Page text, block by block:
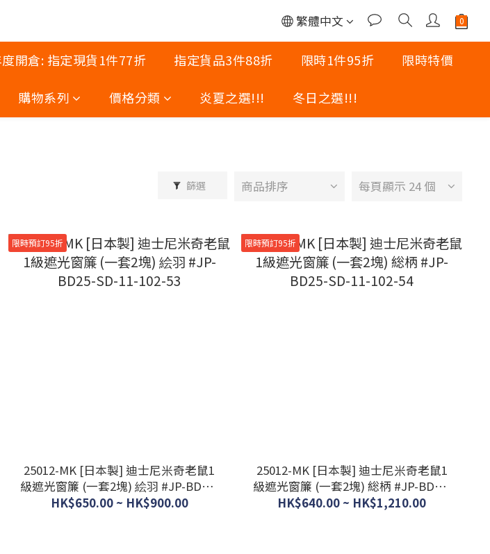
繁體中文
開倉: 指定現貨1件77折 指定貨品3件88折 限時1件95折 限時特價
購物系列 價格分類 炎夏之選!!! 冬日之選!!!
篩選 商品排序 每頁顯示 24 個
限時預訂95折
25012-MK [日本製] 迪士尼米奇老鼠1
級遮光窗簾 (一套2塊) 絵羽 #JP-BD25-
SD-11-102-53
HK$650.00 ~ HK$900.00
限時預訂95折
25012-MK [日本製] 迪士尼米奇老鼠1
級遮光窗簾 (一套2塊) 総柄 #JP-BD25-
SD-11-102-54
HK$640.00 ~ HK$1,210.00